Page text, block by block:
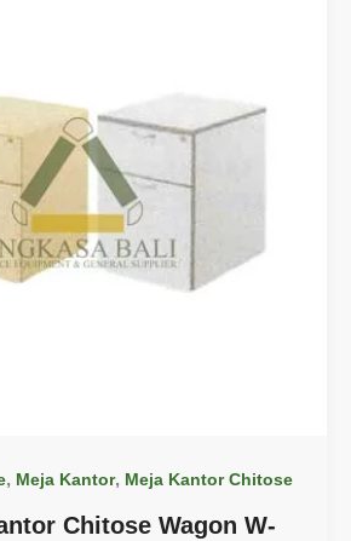
, Meja Kantor, Meja Kantor Chitose
Chitose Wagon W-